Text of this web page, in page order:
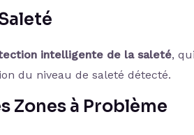
intelligente de la saleté,
du niveau de saleté détecté.
Zones à Problème